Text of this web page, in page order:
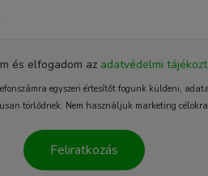
és elfogadom az adatvédelmi
egyszeri értesítőt fogunk küldeni,
törlődnek. Nem használjuk marketing
Feliratkozás